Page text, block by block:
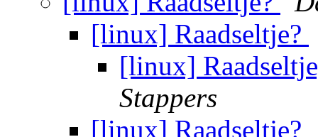
[linux] Raadseltje?
[linux]
Stappers
[linux] Raadseltje?